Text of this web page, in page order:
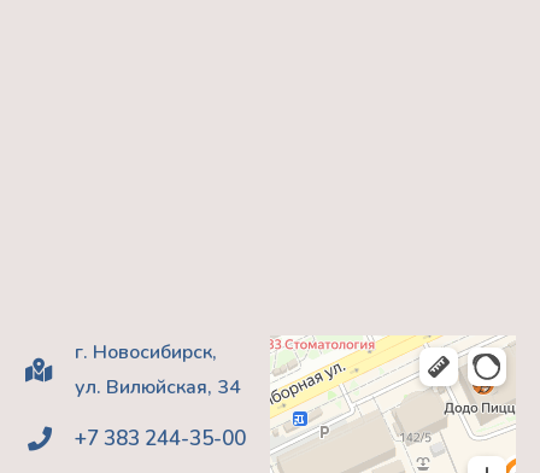
г. Новосибирск,
ул. Вилюйская, 34
+7 383 244-35-00